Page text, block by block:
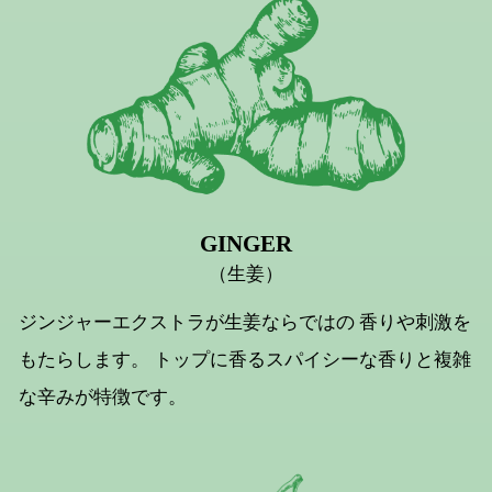
GINGER
（生姜）
ジンジャーエクストラが生姜ならではの 香りや刺激を
もたらします。
トップに香るスパイシーな香りと複雑
な辛みが特徴です。